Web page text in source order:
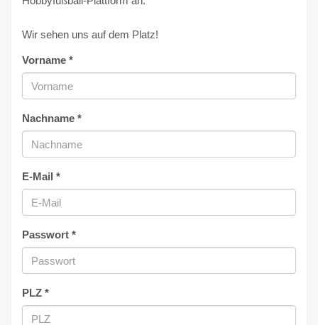
Wir sehen uns auf dem Platz!
Vorname *
Nachname *
E-Mail *
Passwort *
PLZ *